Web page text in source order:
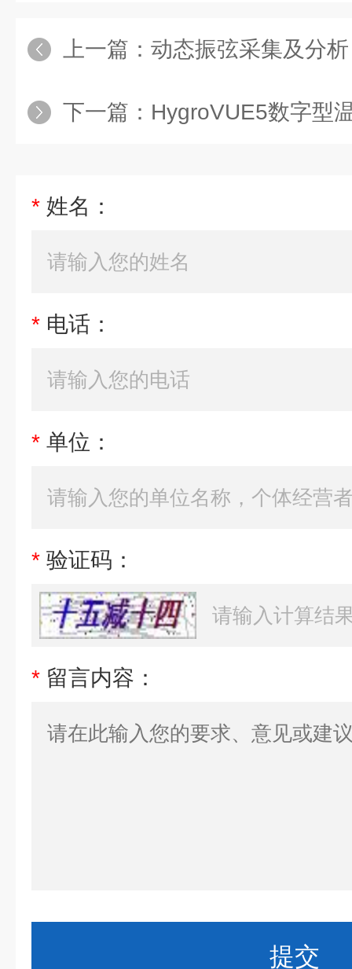
请点击网站首页友情链接至了解
上一篇： 动态振弦采集及分析
下一篇： HygroVUE5数字型温湿
* 姓名：
* 电话：
* 单位：
* 验证码：
* 留言内容：